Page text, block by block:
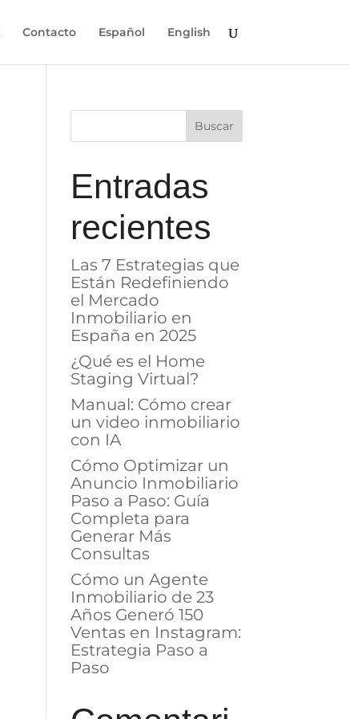
Contacto Español English
Entradas
recientes
Las 7 Estrategias que
Están Redefiniendo
el Mercado
Inmobiliario en
España en 2025
¿Qué es el Home
Staging Virtual?
Manual: Cómo crear
un video inmobiliario
con IA
Cómo Optimizar un
Anuncio Inmobiliario
Paso a Paso: Guía
Completa para
Generar Más
Consultas
Cómo un Agente
Inmobiliario de 23
Años Generó 150
Ventas en Instagram:
Estrategia Paso a
Paso